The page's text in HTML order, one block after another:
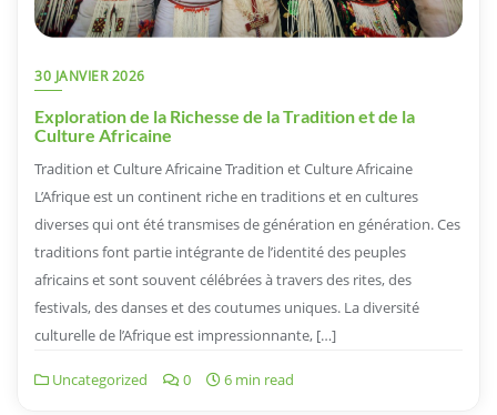
30 JANVIER 2026
Exploration de la Richesse de la Tradition et de la
Culture Africaine
Tradition et Culture Africaine Tradition et Culture Africaine
L’Afrique est un continent riche en traditions et en cultures
diverses qui ont été transmises de génération en génération. Ces
traditions font partie intégrante de l’identité des peuples
africains et sont souvent célébrées à travers des rites, des
festivals, des danses et des coutumes uniques. La diversité
culturelle de l’Afrique est impressionnante, […]
Uncategorized 0 6 min read